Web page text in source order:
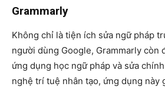
Grammarly
Không chỉ là tiện ích sửa ngữ pháp
người dùng Google, Grammarly còn
ứng dụng học ngữ pháp và sửa
nghệ trí tuệ nhân tạo, ứng dụng này